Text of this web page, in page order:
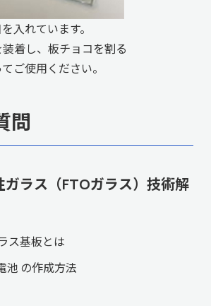
入れています。
着し、板チョコを割る
ご使用ください。
問
ラス（FTOガラス）技術解
ス基板とは
池 の作成方法